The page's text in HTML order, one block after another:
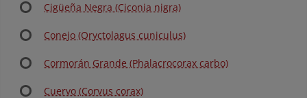
Cigüeña Negra (Ciconia nigra)
Conejo (Oryctolagus cuniculus)
Cormorán Grande (Phalacrocorax carbo)
Cuervo (Corvus corax)